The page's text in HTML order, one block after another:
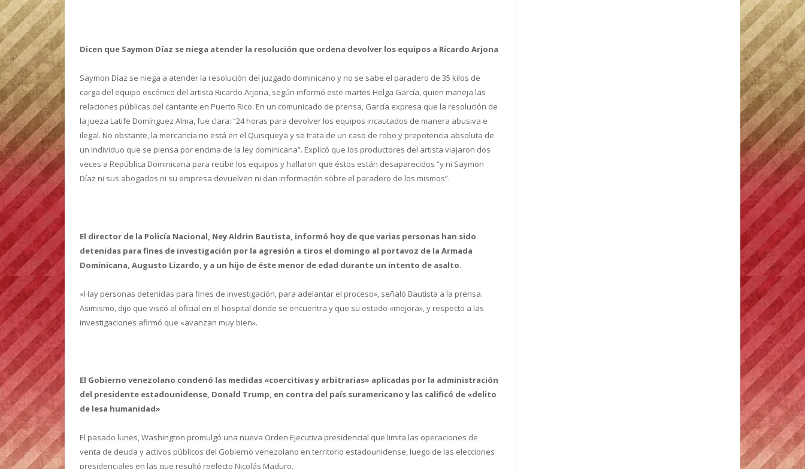
Dicen que Saymon Díaz se niega atender la resolución que ordena devolver los equipos a Ricardo Arjona
Saymon Díaz se niega a atender la resolución del juzgado dominicano y no se sabe el paradero de 35 kilos de
carga del equipo escénico del artista Ricardo Arjona, según informó este martes Helga García, quien maneja las
relaciones públicas del cantante en Puerto Rico. En un comunicado de prensa, García expresa que la resolución de
la jueza Latife Domínguez Alma, fue clara: “24 horas para devolver los equipos incautados de manera abusiva e
ilegal. No obstante, la mercancía no está en el Quisqueya y se trata de un caso de robo y prepotencia absoluta de
un individuo que se piensa por encima de la ley dominicana”. Explicó que los productores del artista viajaron dos
veces a República Dominicana para recibir los equipos y hallaron que éstos están desaparecidos “y ni Saymon
Díaz ni sus abogados ni su empresa devuelven ni dan información sobre el paradero de los mismos”.
El director de la Policía Nacional, Ney Aldrin Bautista, informó hoy de que varias personas han sido
detenidas para fines de investigación por la agresión a tiros el domingo al portavoz de la Armada
Dominicana, Augusto Lizardo, y a un hijo de éste menor de edad durante un intento de asalto.
«Hay personas detenidas para fines de investigación, para adelantar el proceso», señaló Bautista a la prensa.
Asimismo, dijo que visitó al oficial en el hospital donde se encuentra y que su estado «mejora», y respecto a las
investigaciones afirmó que «avanzan muy bien».
El Gobierno venezolano condenó las medidas «coercitivas y arbitrarias» aplicadas por la administración
del presidente estadounidense, Donald Trump, en contra del país suramericano y las calificó de «delito
de lesa humanidad»
El pasado lunes, Washington promulgó una nueva Orden Ejecutiva presidencial que limita las operaciones de
venta de deuda y activos públicos del Gobierno venezolano en territorio estadounidense, luego de las elecciones
presidenciales en las que resultó reelecto Nicolás Maduro.